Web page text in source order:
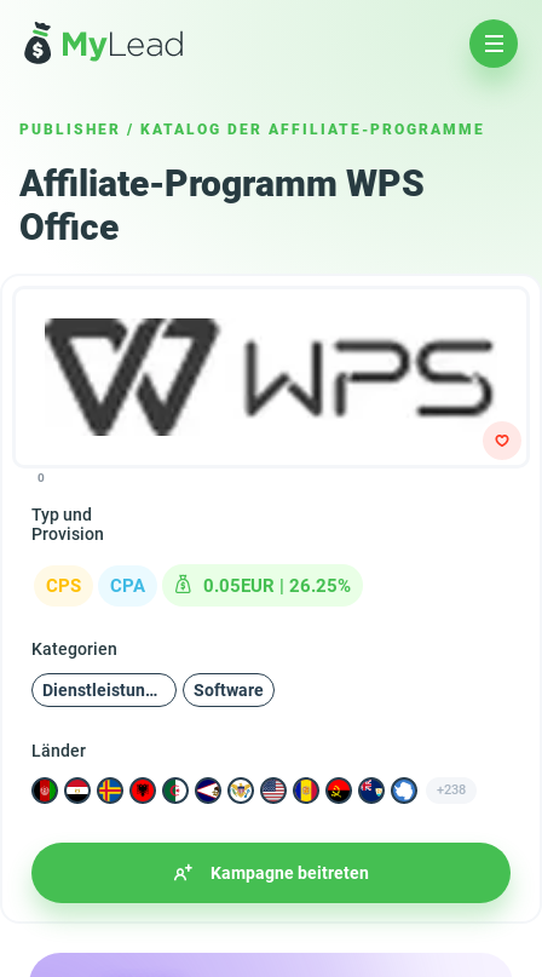
PUBLISHER / KATALOG DER AFFILIATE-PROGRAMME
Affiliate-Programm WPS
Office
0
Typ und
Provision
CPS CPA 0.05EUR | 26.25%
Kategorien
Dienstleistungen Software
Länder
+238
Kampagne beitreten